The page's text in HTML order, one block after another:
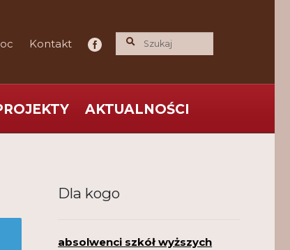
Kontakt
AKTUALNOŚCI
Dla kogo
absolwenci szkół wyższych